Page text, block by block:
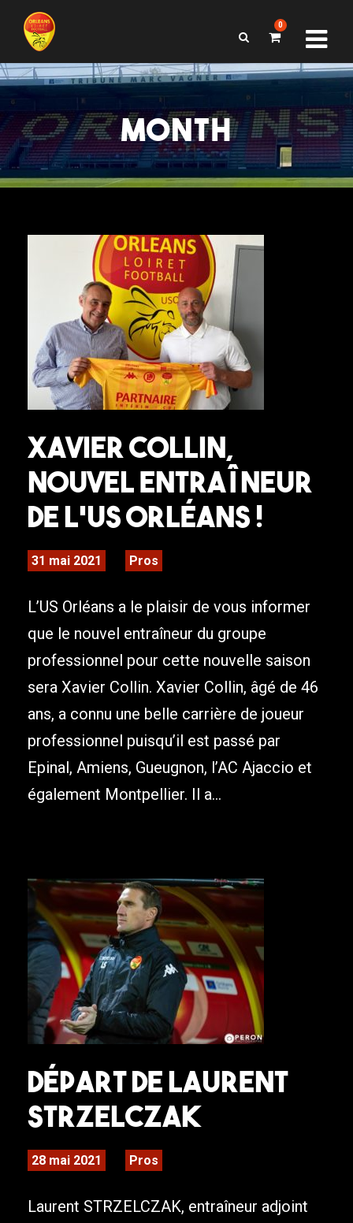
0
MONTH
Xavier Collin,
nouvel entraîneur
de l’US Orléans !
31 mai 2021 Pros
L’US Orléans a le plaisir de vous informer
que le nouvel entraîneur du groupe
professionnel pour cette nouvelle saison
sera Xavier Collin. Xavier Collin, âgé de 46
ans, a connu une belle carrière de joueur
professionnel puisqu’il est passé par
Epinal, Amiens, Gueugnon, l’AC Ajaccio et
également Montpellier. Il a...
Départ de Laurent
STRZELCZAK
28 mai 2021 Pros
Laurent STRZELCZAK, entraîneur adjoint